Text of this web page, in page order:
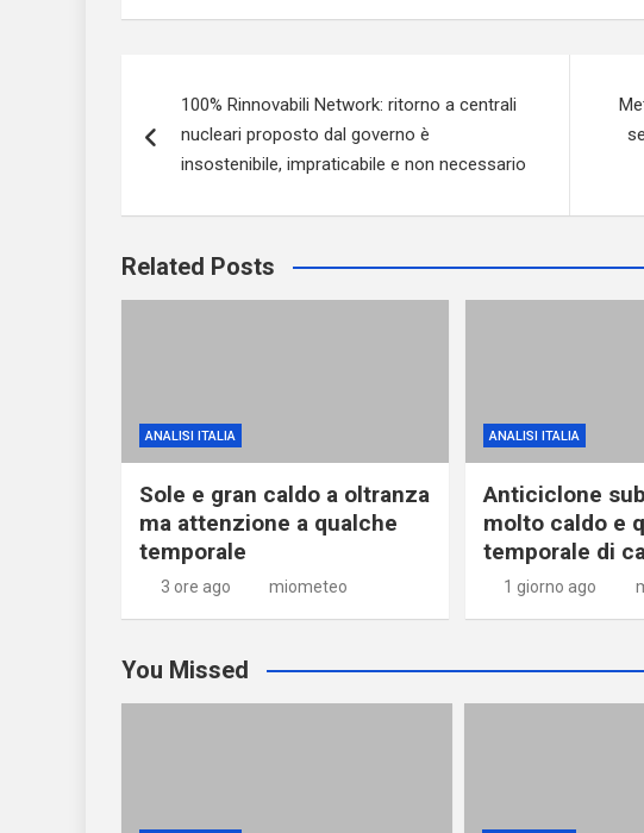
articoli
100% Rinnovabili Network: ritorno a centrali
nucleari proposto dal governo è
insostenibile, impraticabile e non necessario
Related Posts
ANALISI ITALIA
Sole e gran caldo a oltranza
ma attenzione a qualche
temporale
3 ore ago miometeo
ANALISI ITALIA
Anticiclone
molto caldo e
temporale di
1 giorno ago
You Missed